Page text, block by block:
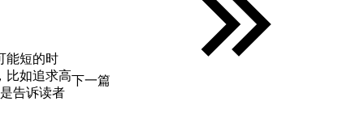
下一篇
能短的时
比如追求高
告诉读者